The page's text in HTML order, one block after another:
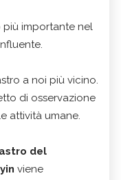
più importante nel
a noi più vicino.
di osservazione
attività umane.
del
viene